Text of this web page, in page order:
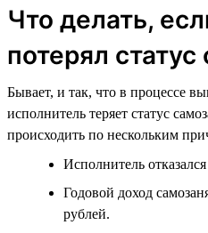
Что делать,
потерял статус
Бывает, и так, что в процессе
исполнитель теряет статус
происходить по нескольким
Исполнитель
Годовой доход
рублей.